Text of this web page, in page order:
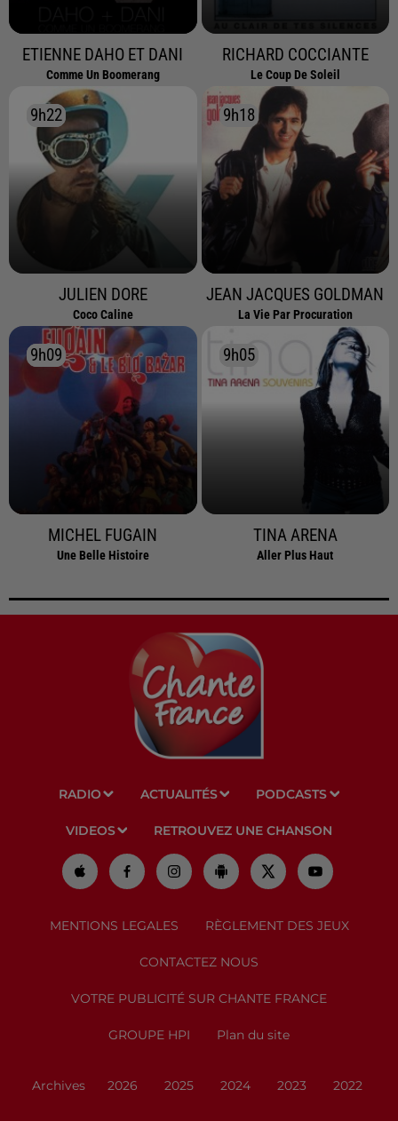
ETIENNE DAHO ET DANI
Comme Un Boomerang
RICHARD COCCIANTE
Le Coup De Soleil
9h22
9h22
JULIEN DORE
Coco Caline
9h18
9h18
JEAN JACQUES GOLDMAN
La Vie Par Procuration
9h09
9h09
MICHEL FUGAIN
Une Belle Histoire
9h05
9h05
TINA ARENA
Aller Plus Haut
RADIO ACTUALITÉS PODCASTS
VIDEOS RETROUVEZ UNE CHANSON
MENTIONS LEGALES RÈGLEMENT DES JEUX
CONTACTEZ NOUS
VOTRE PUBLICITÉ SUR CHANTE FRANCE
GROUPE HPI Plan du site
Archives 2026 2025 2024 2023 2022